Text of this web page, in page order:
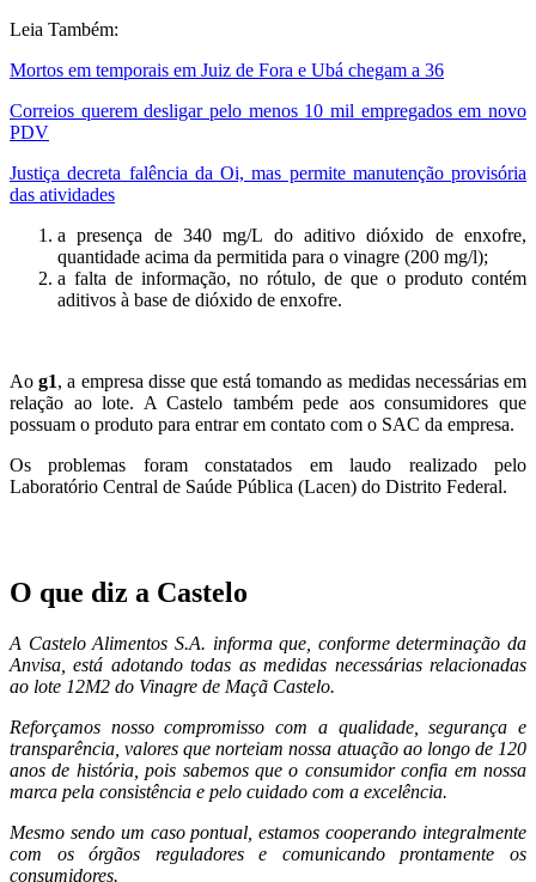
Leia Também:
Mortos em temporais em Juiz de Fora e Ubá chegam a 36
Correios querem desligar pelo menos 10 mil empregados em novo
PDV
Justiça decreta falência da Oi, mas permite manutenção provisória
das atividades
a presença de 340 mg/L do aditivo dióxido de enxofre,
quantidade acima da permitida para o vinagre (200 mg/l);
a falta de informação, no rótulo, de que o produto contém
aditivos à base de dióxido de enxofre.
Aog1, a empresa disse que está tomando as medidas necessárias em
relação ao lote. A Castelo também pede aos consumidores que
possuam o produto para entrar em contato com o SAC da empresa.
Os problemas foram constatados em laudo realizado pelo
Laboratório Central de Saúde Pública (Lacen) do Distrito Federal.
O que diz a Castelo
A Castelo Alimentos S.A. informa que, conforme determinação da
Anvisa, está adotando todas as medidas necessárias relacionadas
ao lote 12M2 do Vinagre de Maçã Castelo.
Reforçamos nosso compromisso com a qualidade, segurança e
transparência, valores que norteiam nossa atuação ao longo de 120
anos de história, pois sabemos que o consumidor confia em nossa
marca pela consistência e pelo cuidado com a excelência.
Mesmo sendo um caso pontual, estamos cooperando integralmente
com os órgãos reguladores e comunicando prontamente os
consumidores.